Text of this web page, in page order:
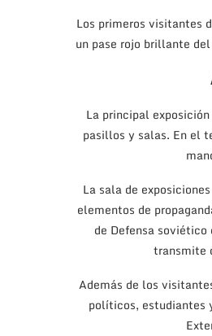
Los primeros visitantes
un pase rojo brillante
La principal
pasillos y salas. En el
La sala de
elementos de
de Defensa
transmite
Además de los
políticos, estudiantes